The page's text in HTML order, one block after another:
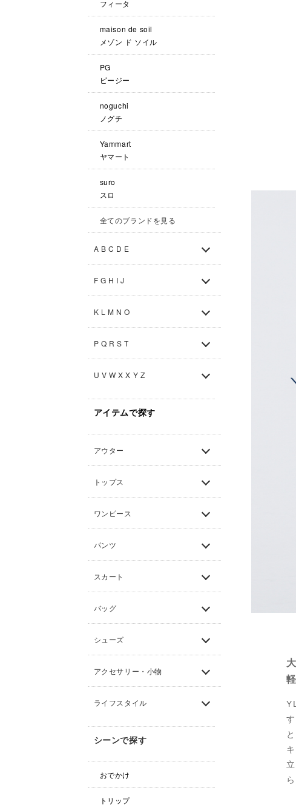
フィータ
maison de soil
メゾン ド ソイル
PG
ピージー
noguchi
ノグチ
Yammart
ヤマート
suro
スロ
全てのブランドを見る
A B C D E
F G H I J
K L M N O
P Q R S T
U V W X X Y Z
アイテムで探す
アウター
トップス
ワンピース
パンツ
スカート
バッグ
シューズ
アクセサリー・小物
ライフスタイル
シーンで探す
おでかけ
トリップ